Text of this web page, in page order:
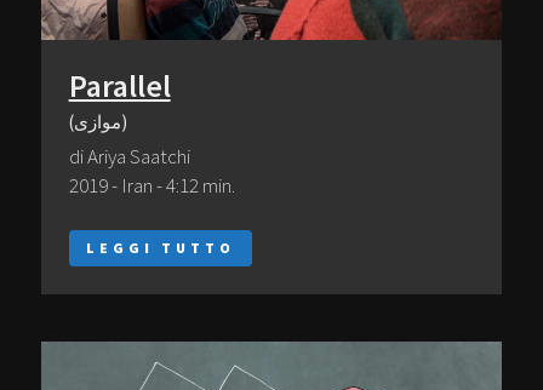
Parallel
(موازی)
di Ariya Saatchi
2019 - Iran - 4:12 min.
LEGGI TUTTO